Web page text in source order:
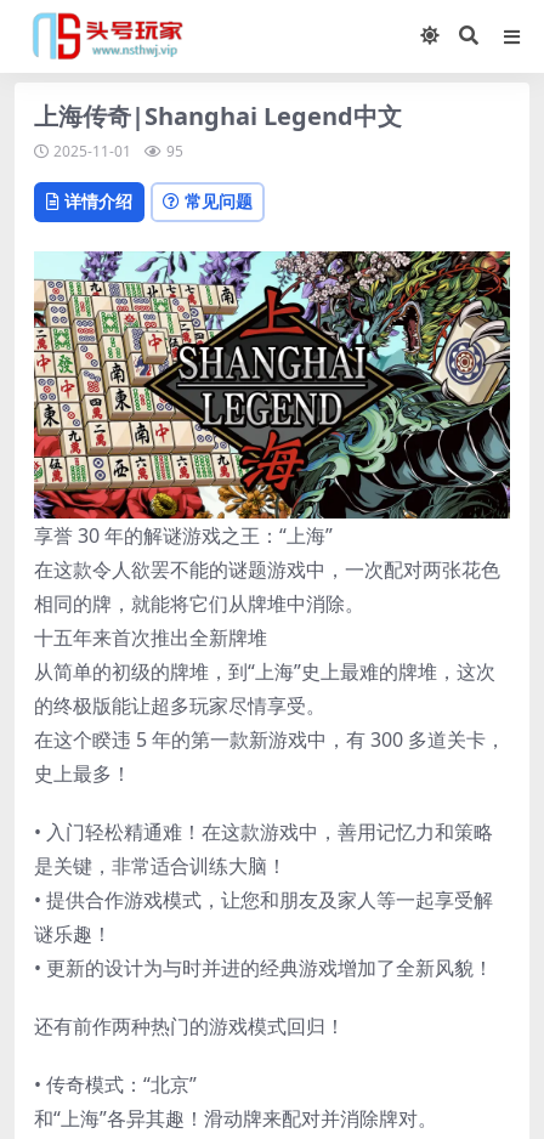
上海传奇|Shanghai Legend中文
2025-11-01 95
详情介绍 常见问题
享誉 30 年的解谜游戏之王：“上海”
在这款令人欲罢不能的谜题游戏中，一次配对两张花色
相同的牌，就能将它们从牌堆中消除。
十五年来首次推出全新牌堆
从简单的初级的牌堆，到“上海”史上最难的牌堆，这次
的终极版能让超多玩家尽情享受。
在这个睽违 5 年的第一款新游戏中，有 300 多道关卡，
史上最多！
• 入门轻松精通难！在这款游戏中，善用记忆力和策略
是关键，非常适合训练大脑！
• 提供合作游戏模式，让您和朋友及家人等一起享受解
谜乐趣！
• 更新的设计为与时并进的经典游戏增加了全新风貌！
还有前作两种热门的游戏模式回归！
• 传奇模式：“北京”
和“上海”各异其趣！滑动牌来配对并消除牌对。